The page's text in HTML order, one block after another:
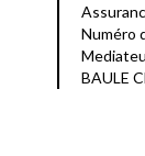
Numéro
BAULE